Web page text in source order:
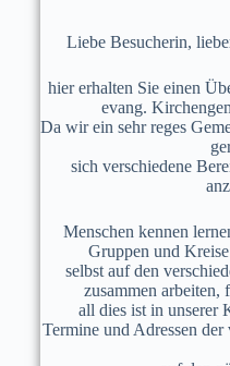
Liebe Besucherin,
hier erhalten Sie einen
evang.
Da wir ein sehr reges
sich verschiedene
Menschen kennen
Gruppen und
selbst auf den
zusammen arbeiten,
all dies ist in unserer
Termine und Adressen